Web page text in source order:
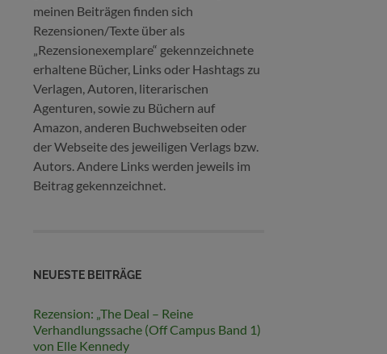
meinen Beiträgen finden sich
Rezensionen/Texte über als
„Rezensionexemplare“ gekennzeichnete
erhaltene Bücher, Links oder Hashtags zu
Verlagen, Autoren, literarischen
Agenturen, sowie zu Büchern auf
Amazon, anderen Buchwebseiten oder
der Webseite des jeweiligen Verlags bzw.
Autors. Andere Links werden jeweils im
Beitrag gekennzeichnet.
NEUESTE BEITRÄGE
Rezension: „The Deal – Reine
Verhandlungssache (Off Campus Band 1)
von Elle Kennedy